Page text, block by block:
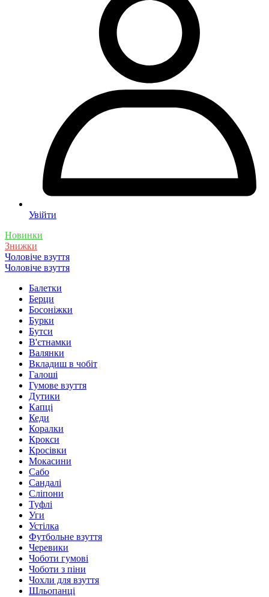
Увійти
Новинки
Знижки
Чоловіче взуття
Чоловіче взуття
Балетки
Берци
Босоніжки
Бурки
Бутси
В'єтнамки
Валянки
Вкладиш в чобіт
Галоші
Гумове взуття
Дутики
Капці
Кеди
Коралки
Крокси
Кросівки
Мокасини
Сабо
Сандалі
Сліпони
Туфлі
Уги
Устілка
Футбольне взуття
Черевики
Чоботи гумові
Чоботи з піни
Чохли для взуття
Шльопанці